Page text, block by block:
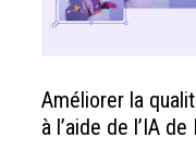
Améliorer la
à l’aide de l’IA